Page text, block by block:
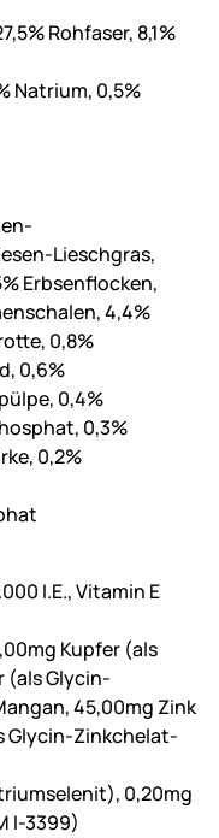
Rohfaser, 8,1%
Natrium, 0,5%
Lieschgras,
Erbsenflocken,
4,4%
0,8%
0,6%
0,4%
0,3%
0,2%
I.E., Vitamin E
Kupfer (als
(als Glycin-
45,00mg Zink
Glycin-Zinkchelat-
0,20mg
I-3399)